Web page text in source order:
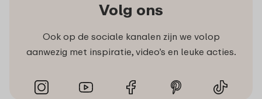
Volg ons
Ook op de sociale kanalen zijn we volop
aanwezig met inspiratie, video’s en leuke acties.